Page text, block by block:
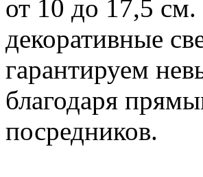
от 10 до 17,5
декоративные
гарантируем
благодаря
посредников.